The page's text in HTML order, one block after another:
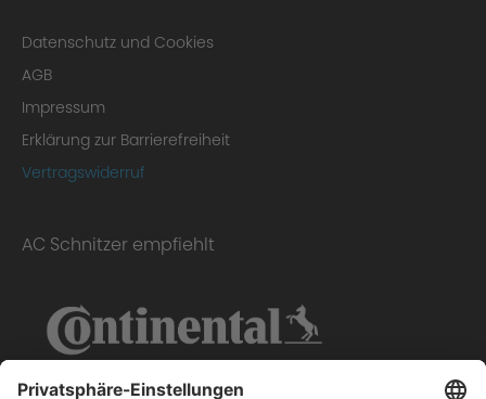
Datenschutz und Cookies
AGB
Impressum
Erklärung zur Barrierefreiheit
Vertragswiderruf
AC Schnitzer empfiehlt